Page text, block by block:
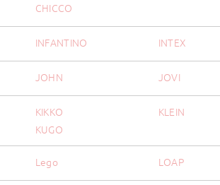
CHICCO
INFANTINO INTEX
JOHN JOVI
KIKKO KLEIN
KUGO
Lego LOAP